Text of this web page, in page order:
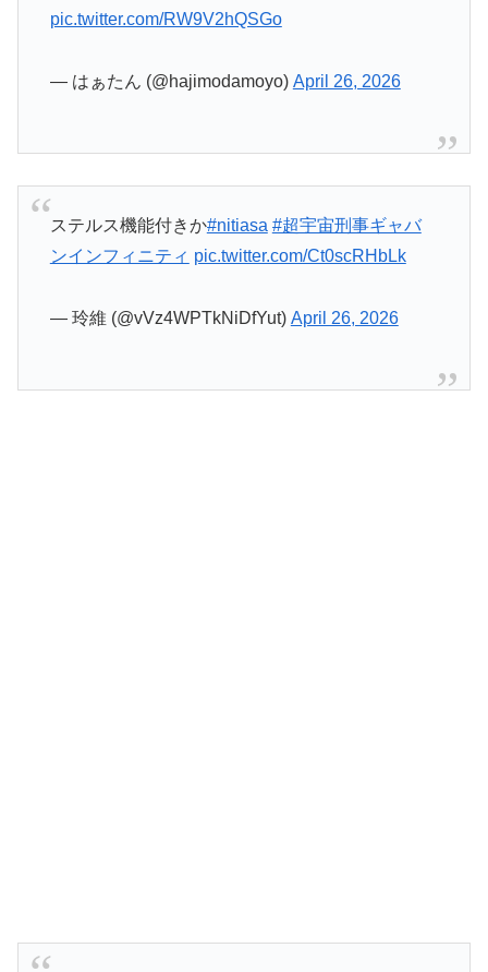
pic.twitter.com/RW9V2hQSGo
— はぁたん (@hajimodamoyo) April 26, 2026
ステルス機能付きか#nitiasa #超宇宙刑事ギャバ
ンインフィニティ pic.twitter.com/Ct0scRHbLk
— 玲維 (@vVz4WPTkNiDfYut) April 26, 2026